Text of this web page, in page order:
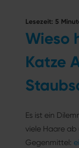
Lesezeit: 5
Wieso
Katze
Es ist ein
viele Haare
Gegenmittel: